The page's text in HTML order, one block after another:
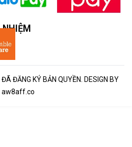
ĐĂNG KÝ BẢN QUYỀN. DESIGN BY
aw8aff.co